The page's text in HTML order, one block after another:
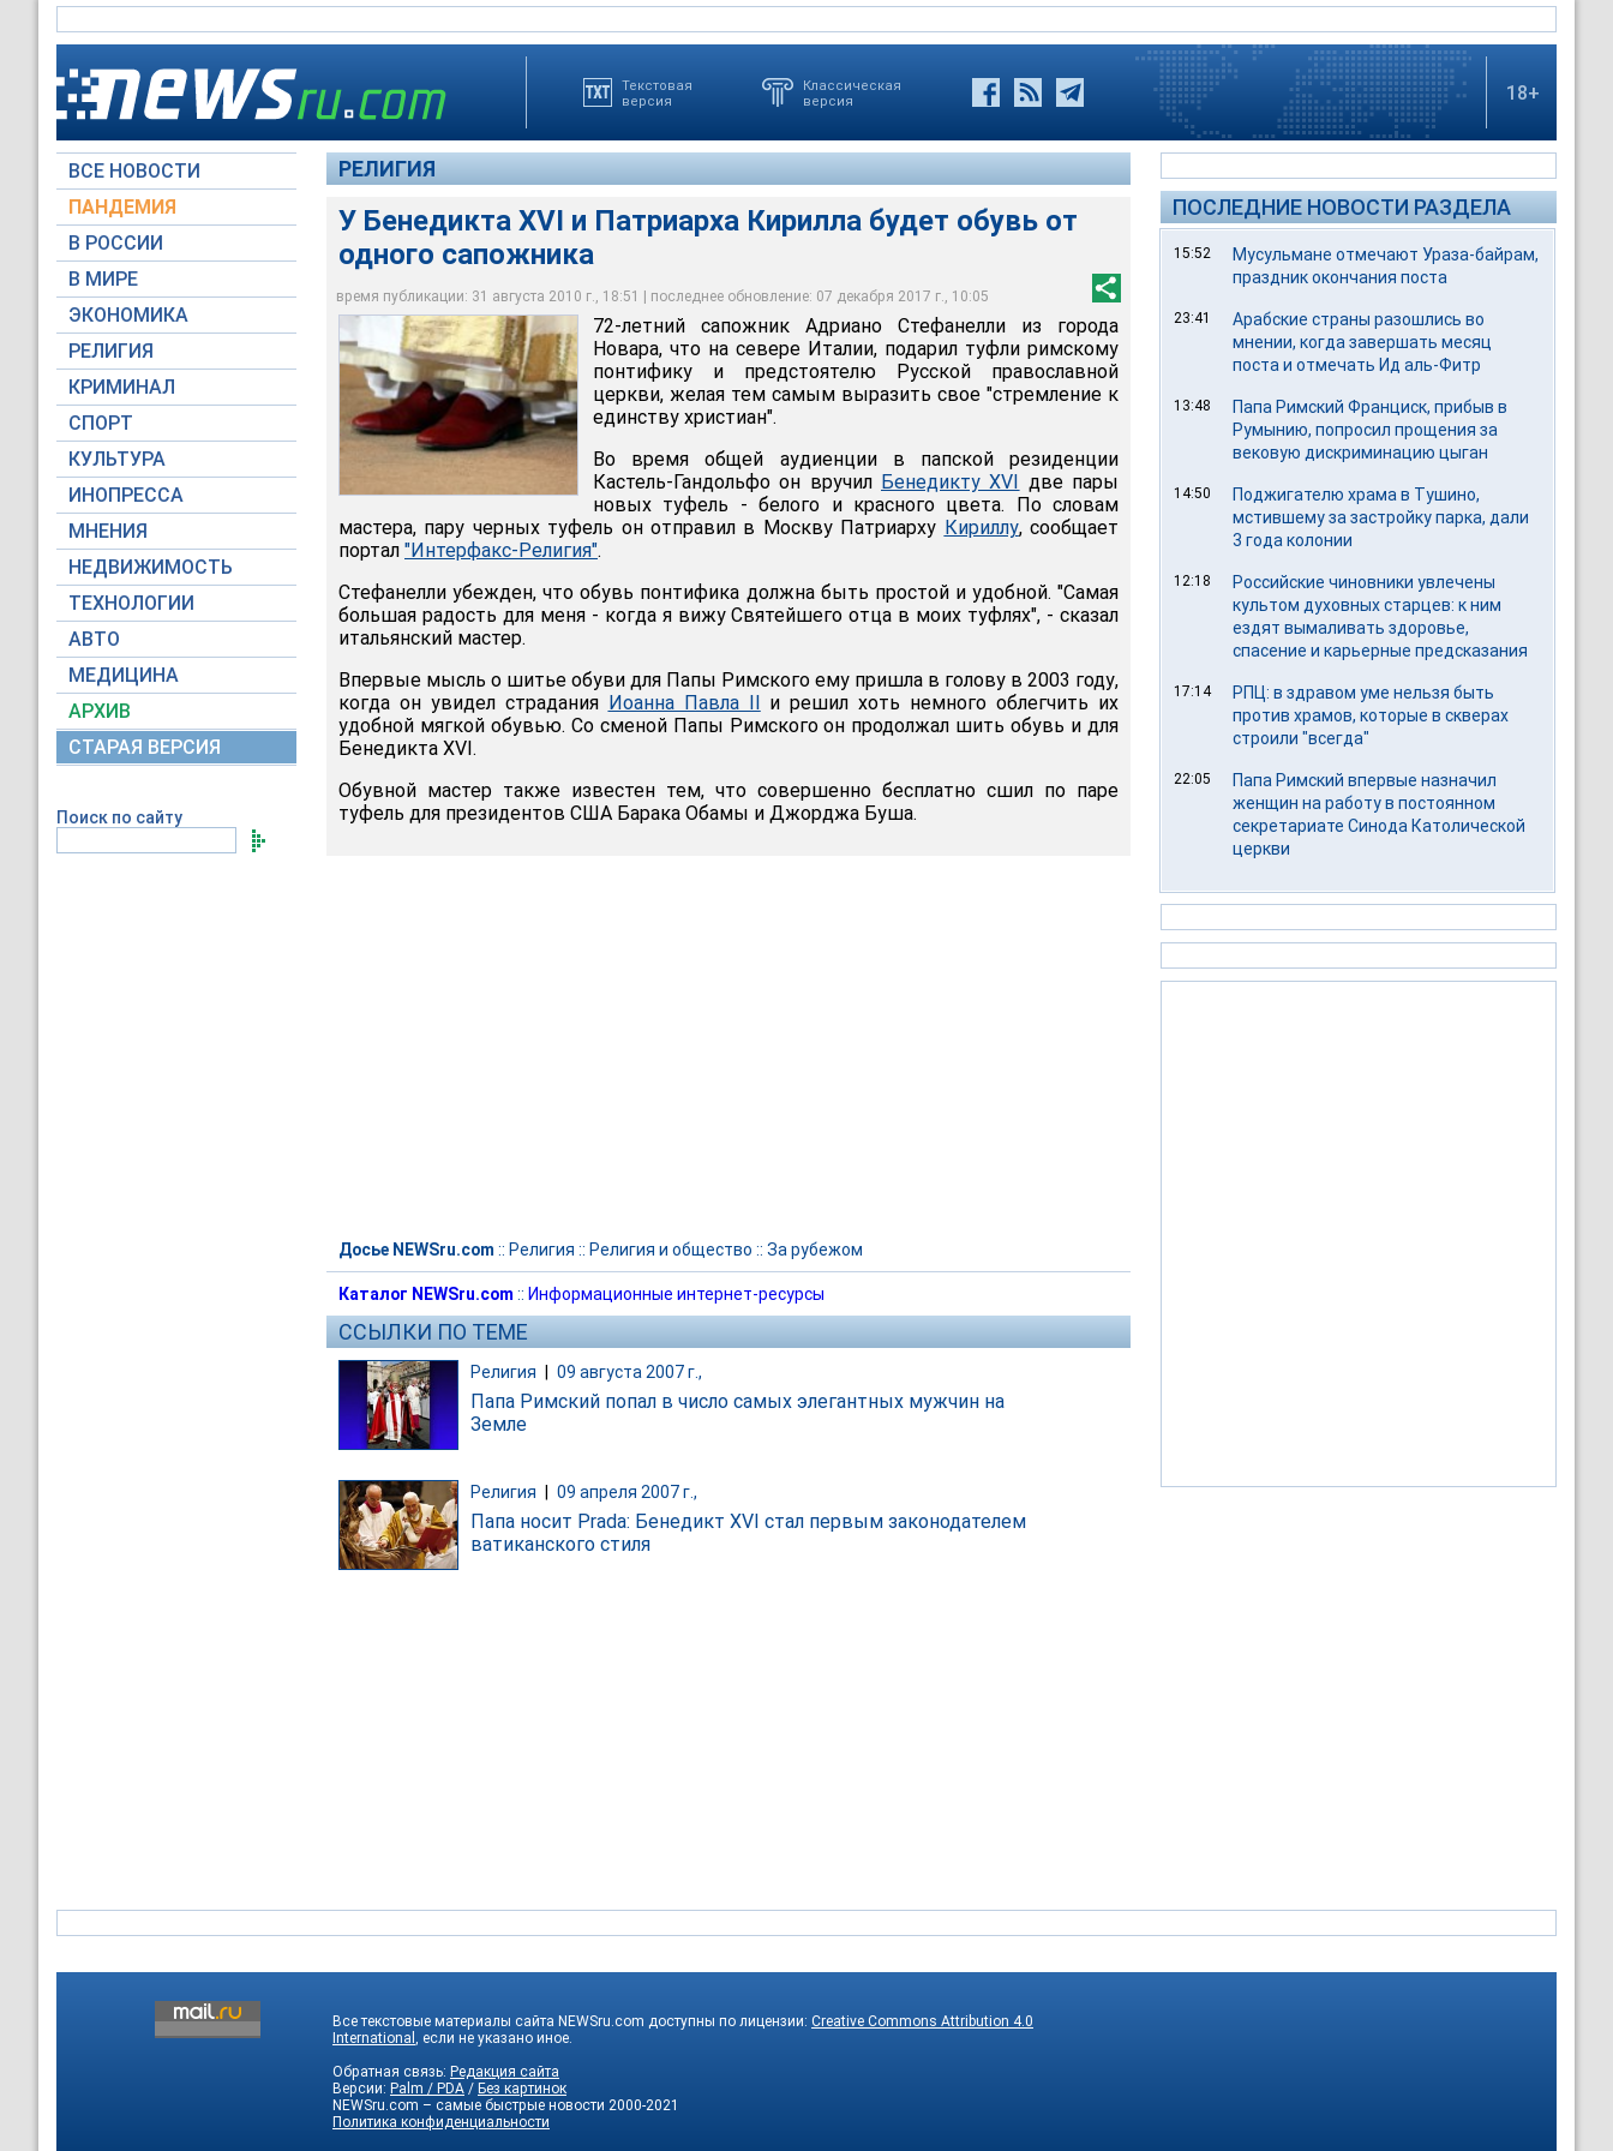
Текстовая
версия
Классическая
версия
18+
ВСЕ НОВОСТИ
ПАНДЕМИЯ
В РОССИИ
В МИРЕ
ЭКОНОМИКА
РЕЛИГИЯ
КРИМИНАЛ
СПОРТ
КУЛЬТУРА
ИНОПРЕССА
МНЕНИЯ
НЕДВИЖИМОСТЬ
ТЕХНОЛОГИИ
АВТО
МЕДИЦИНА
АРХИВ
СТАРАЯ ВЕРСИЯ
Поиск по сайту
РЕЛИГИЯ
У Бенедикта XVI и Патриарха Кирилла будет обувь от
одного сапожника
время публикации: 31 августа 2010 г., 18:51 | последнее обновление: 07 декабря 2017 г., 10:05
У Бенедикта XVI и Патриарха Кирилла будет обувь от одного сапожника
ksta.de
72-летний сапожник Адриано Стефанелли из города
Новара, что на севере Италии, подарил туфли римскому
понтифику и предстоятелю Русской православной
церкви, желая тем самым выразить свое "стремление к
единству христиан".
Во время общей аудиенции в папской резиденции
Кастель-Гандольфо он вручил Бенедикту XVI две пары
новых туфель - белого и красного цвета. По словам
мастера, пару черных туфель он отправил в Москву Патриарху Кириллу, сообщает
портал "Интерфакс-Религия".
Стефанелли убежден, что обувь понтифика должна быть простой и удобной. "Самая
большая радость для меня - когда я вижу Святейшего отца в моих туфлях", - сказал
итальянский мастер.
Впервые мысль о шитье обуви для Папы Римского ему пришла в голову в 2003 году,
когда он увидел страдания Иоанна Павла II и решил хоть немного облегчить их
удобной мягкой обувью. Со сменой Папы Римского он продолжал шить обувь и для
Бенедикта XVI.
Обувной мастер также известен тем, что совершенно бесплатно сшил по паре
туфель для президентов США Барака Обамы и Джорджа Буша.
Досье NEWSru.com :: Религия :: Религия и общество :: За рубежом
Каталог NEWSru.com :: Информационные интернет-ресурсы
ССЫЛКИ ПО ТЕМЕ
Религия 09 августа 2007 г.,
Папа Римский попал в число самых элегантных мужчин на
Земле
Религия 09 апреля 2007 г.,
Папа носит Prada: Бенедикт XVI стал первым законодателем
ватиканского стиля
ПОСЛЕДНИЕ НОВОСТИ РАЗДЕЛА
15:52
Мусульмане отмечают Ураза-байрам,
праздник окончания поста
23:41
Арабские страны разошлись во
мнении, когда завершать месяц
поста и отмечать Ид аль-Фитр
13:48
Папа Римский Франциск, прибыв в
Румынию, попросил прощения за
вековую дискриминацию цыган
14:50
Поджигателю храма в Тушино,
мстившему за застройку парка, дали
3 года колонии
12:18
Российские чиновники увлечены
культом духовных старцев: к ним
ездят вымаливать здоровье,
спасение и карьерные предсказания
17:14
РПЦ: в здравом уме нельзя быть
против храмов, которые в скверах
строили "всегда"
22:05
Папа Римский впервые назначил
женщин на работу в постоянном
секретариате Синода Католической
церкви
Все текстовые материалы сайта NEWSru.com доступны по лицензии: Creative Commons Attribution 4.0
International , если не указано иное.
Обратная связь: Редакция сайта
Версии: Palm / PDA / Без картинок
NEWSru.com – самые быстрые новости 2000-2021
Политика конфиденциальности